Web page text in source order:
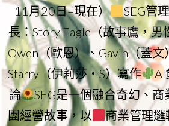
11月20日–現在）
SEG管
長：Story Eagle（故事鷹，男
Owen（歐恩）、Gavin（蓋文
Starry（伊莉莎・S）寫作
AI
論
SEG是一個融合奇幻、
團經營故事，以
商業管理